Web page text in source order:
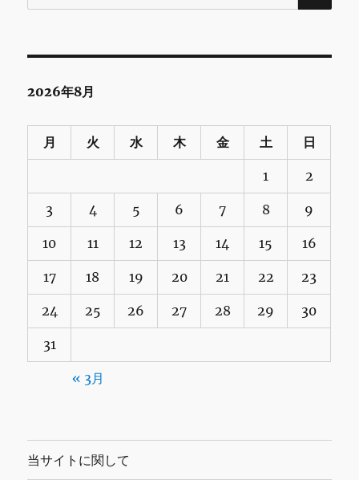
索:
2026年8月
月 火 水 木 金 土 日
1 2
3 4 5 6 7 8 9
10 11 12 13 14 15 16
17 18 19 20 21 22 23
24 25 26 27 28 29 30
31
« 3月
当サイトに関して